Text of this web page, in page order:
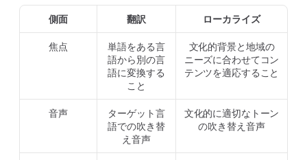
側面 翻訳 ローカライズ
焦点
単語をある言
語から別の言
語に変換する
こと
文化的背景と地域の
ニーズに合わせてコン
テンツを適応すること
音声
ターゲット言
語での吹き替
え音声
文化的に適切なトーン
の吹き替え音声